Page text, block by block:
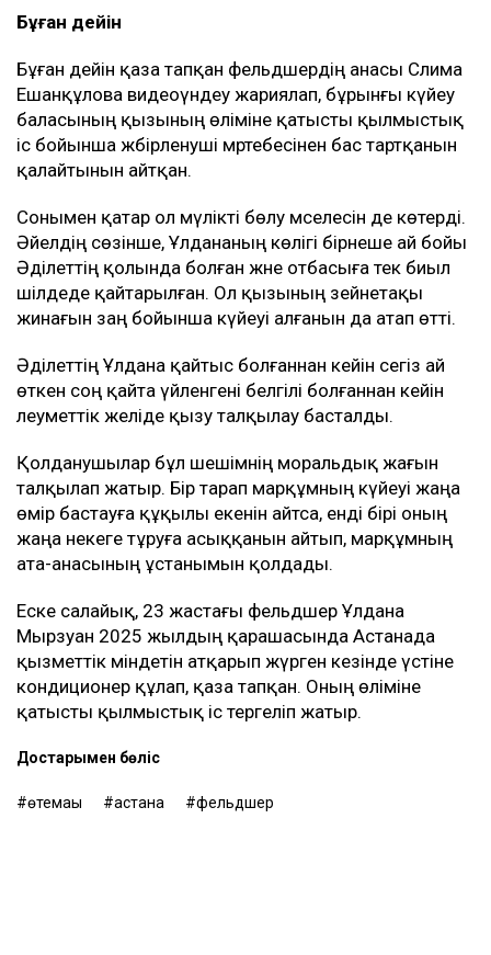
Бұған дейін
Бұған дейін қаза тапқан фельдшердің анасы Сәлима
Ешанқұлова видеоүндеу жариялап, бұрынғы күйеу
баласының қызының өліміне қатысты қылмыстық
іс бойынша жәбірленуші мәртебесінен бас тартқанын
қалайтынын айтқан.
Сонымен қатар ол мүлікті бөлу мәселесін де көтерді.
Әйелдің сөзінше, Ұлдананың көлігі бірнеше ай бойы
Әділеттің қолында болған және отбасыға тек биыл
шілдеде қайтарылған. Ол қызының зейнетақы
жинағын заң бойынша күйеуі алғанын да атап өтті.
Әділеттің Ұлдана қайтыс болғаннан кейін сегіз ай
өткен соң қайта үйленгені белгілі болғаннан кейін
әлеуметтік желіде қызу талқылау басталды.
Қолданушылар бұл шешімнің моральдық жағын
талқылап жатыр. Бір тарап марқұмның күйеуі жаңа
өмір бастауға құқылы екенін айтса, енді бірі оның
жаңа некеге тұруға асыққанын айтып, марқұмның
ата-анасының ұстанымын қолдады.
Еске салайық, 23 жастағы фельдшер Ұлдана
Мырзуан 2025 жылдың қарашасында Астанада
қызметтік міндетін атқарып жүрген кезінде үстіне
кондиционер құлап, қаза тапқан. Оның өліміне
қатысты қылмыстық іс тергеліп жатыр.
Достарыңмен бөліс
өтемақы астана фельдшер